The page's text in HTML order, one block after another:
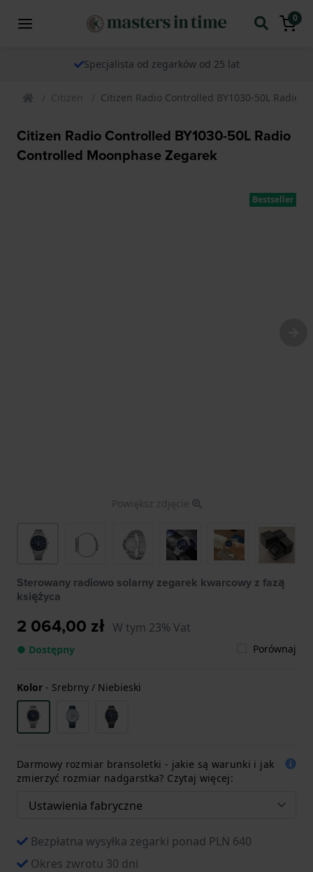
0
Specjalista od zegarków od 25 lat
Citizen Citizen Radio Controlled BY1030-50L Radio
Citizen Radio Controlled BY1030-50L Radio
Controlled Moonphase Zegarek
Bestseller
Powiększ zdjęcie
Sterowany radiowo solarny zegarek kwarcowy z fazą
księżyca
2 064,00 zł W tym 23% Vat
● Dostępny Porównaj
Kolor - Srebrny / Niebieski
Darmowy rozmiar bransoletki - jakie są warunki i jak
zmierzyć rozmiar nadgarstka? Czytaj więcej:
Bezpłatna wysyłka zegarki ponad PLN 640
Okres zwrotu 30 dni